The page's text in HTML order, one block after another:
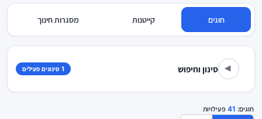
חוגים קייטנות מסגרות חינוך
▾ סינון וחיפוש 1 סינונים פעילים
חוגים: 41 פעילויות